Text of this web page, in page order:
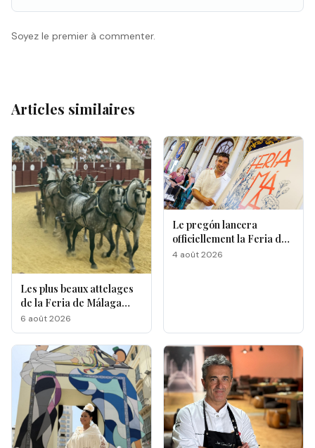
Soyez le premier à commenter.
Articles similaires
Les plus beaux attelages
de la Feria de Málaga
s'affrontent à La
Malagueta
6 août 2026
Le pregón lancera
officiellement la Feria de
Málaga 2026
4 août 2026